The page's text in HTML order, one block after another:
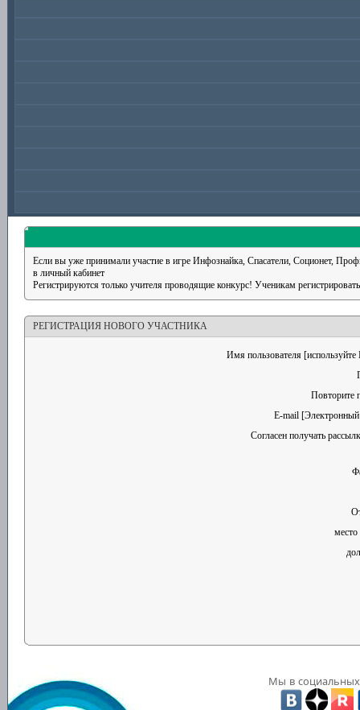
Если вы уже принимали участие в игре Инфознайка, Спасатели, Соционет,
в личный кабинет
Регистрируются только учителя проводящие конкурс! Ученикам
РЕГИСТРАЦИЯ НОВОГО УЧАСТНИКА
Имя пользователя [используйте
Повторите
E-mail [Электронный
Согласен получать
Мы в социальных